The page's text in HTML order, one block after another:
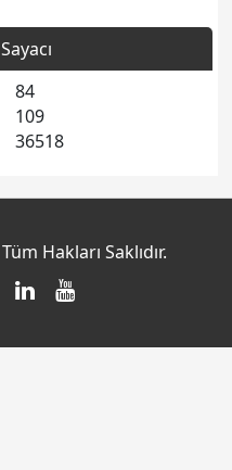
84
109
36518
Hakları Saklıdır.